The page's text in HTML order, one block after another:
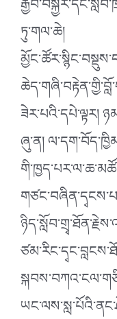
ཏུ་གལ་ཆེ།
ཟེར་པའི་དཔེ་ལྟར།
ཞུ་ན།